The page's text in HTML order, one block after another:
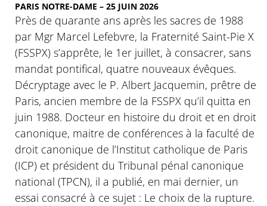
PARIS NOTRE-DAME – 25 JUIN 2026
Près de quarante ans après les sacres de 1988
par Mgr Marcel Lefebvre, la Fraternité Saint-Pie X
(FSSPX) s’apprête, le 1er juillet, à consacrer, sans
mandat pontifical, quatre nouveaux évêques.
Décryptage avec le P. Albert Jacquemin, prêtre de
Paris, ancien membre de la FSSPX qu’il quitta en
juin 1988. Docteur en histoire du droit et en droit
canonique, maitre de conférences à la faculté de
droit canonique de l’Institut catholique de Paris
(ICP) et président du Tribunal pénal canonique
national (TPCN), il a publié, en mai dernier, un
essai consacré à ce sujet : Le choix de la rupture.